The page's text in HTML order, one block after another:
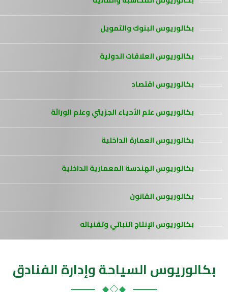
بكالوريوس البنوك والتمويل
بكالوريوس العلاقات الدولية
بكالوريوس اقتصاد
بكالوريوس علم الأحياء الجزيئي وعلم الوراثة
بكالوريوس العمارة الداخلية
بكالوريوس الهندسة المعمارية الداخلية
بكالوريوس القانون
بكالوريوس الإنتاج النباتي وتقنياته
بكالوريوس السياحة وإدارة الفنادق